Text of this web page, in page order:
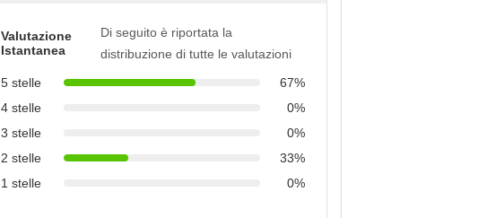
Valutazione
Istantanea
Di seguito è riportata la
distribuzione di tutte le valutazioni
5 stelle
67%
4 stelle
0%
3 stelle
0%
2 stelle
33%
1 stelle
0%